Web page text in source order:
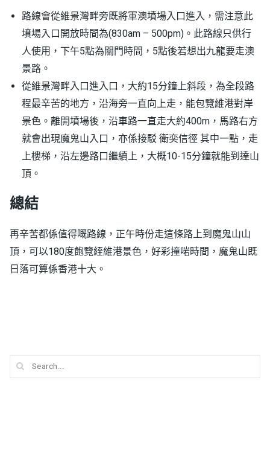
路線會從維景灣畔旁既將軍澳墳場入口進入，需注意此
墳場入口開放時間為(830am – 500pm)。此路線只供行
人使用，下午5點為關門時間，5點後若想出九龍要走澳
景路。
從維景灣畔入口進入口，大約15分鐘上斜段，為全段路
程最辛苦的地方，沿海旁一直向上走，能包覽維港對岸
景色。離開墳場後，沿車路一直走大約400m，馬路右方
就會出現魔鬼山入口，亦係接駁 衛奕信徑 其中一點，走
上樓梯，沿左邊路口繼續上，大概10-15分鐘就能到達山
頂。
總結
再辛苦都係值得嘅路線，正午時份走這條路上到魔鬼山山
頂，可以180度飽覽絰維港景色，好彩撞啱時間，魔鬼山既
日落可算係香港十大。